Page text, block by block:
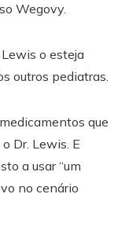
Wegovy.
o esteja
outros pediatras.
que
Dr. Lewis. E
a usar “um
no cenário